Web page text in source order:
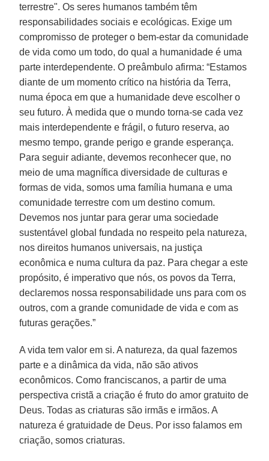
terrestre". Os seres humanos também têm
responsabilidades sociais e ecológicas. Exige um
compromisso de proteger o bem-estar da comunidade
de vida como um todo, do qual a humanidade é uma
parte interdependente. O preâmbulo afirma: “Estamos
diante de um momento crítico na história da Terra,
numa época em que a humanidade deve escolher o
seu futuro. À medida que o mundo torna-se cada vez
mais interdependente e frágil, o futuro reserva, ao
mesmo tempo, grande perigo e grande esperança.
Para seguir adiante, devemos reconhecer que, no
meio de uma magnífica diversidade de culturas e
formas de vida, somos uma família humana e uma
comunidade terrestre com um destino comum.
Devemos nos juntar para gerar uma sociedade
sustentável global fundada no respeito pela natureza,
nos direitos humanos universais, na justiça
econômica e numa cultura da paz. Para chegar a este
propósito, é imperativo que nós, os povos da Terra,
declaremos nossa responsabilidade uns para com os
outros, com a grande comunidade de vida e com as
futuras gerações.”
A vida tem valor em si. A natureza, da qual fazemos
parte e a dinâmica da vida, não são ativos
econômicos. Como franciscanos, a partir de uma
perspectiva cristã a criação é fruto do amor gratuito de
Deus. Todas as criaturas são irmãs e irmãos. A
natureza é gratuidade de Deus. Por isso falamos em
criação, somos criaturas.